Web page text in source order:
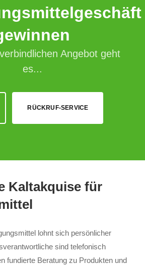
Angebot geht
es...
RÜCKRUF-SERVICE
Kaltakquise für
lohnt sich persönlicher
sind telefonisch
fundierte Beratung zu Produkten und